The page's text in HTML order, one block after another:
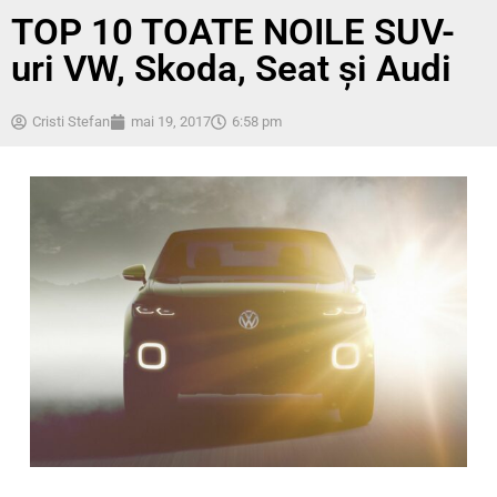
TOP 10 TOATE NOILE SUV-
uri VW, Skoda, Seat și Audi
Cristi Stefan mai 19, 2017 6:58 pm